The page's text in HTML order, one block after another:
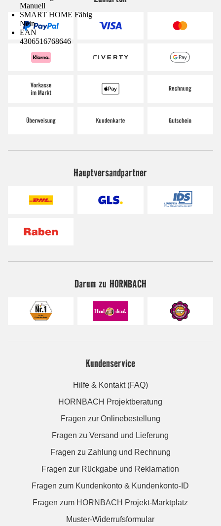
Manuell
SMART HOME Fähig
Nein
EAN
4306516768646
Hauptversandpartner
Darum zu HORNBACH
Kundenservice
Hilfe & Kontakt (FAQ)
HORNBACH Projektberatung
Fragen zur Onlinebestellung
Fragen zu Versand und Lieferung
Fragen zu Zahlung und Rechnung
Fragen zur Rückgabe und Reklamation
Fragen zum Kundenkonto & Kundenkonto-ID
Fragen zum HORNBACH Projekt-Marktplatz
Muster-Widerrufsformular